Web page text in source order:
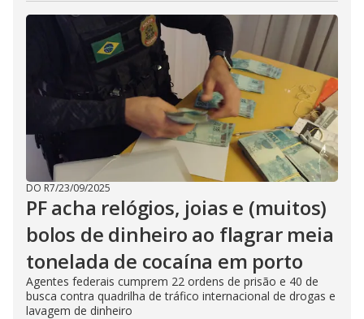
DO R7/23/09/2025
PF acha relógios, joias e (muitos)
bolos de dinheiro ao flagrar meia
tonelada de cocaína em porto
Agentes federais cumprem 22 ordens de prisão e 40 de
busca contra quadrilha de tráfico internacional de drogas e
lavagem de dinheiro